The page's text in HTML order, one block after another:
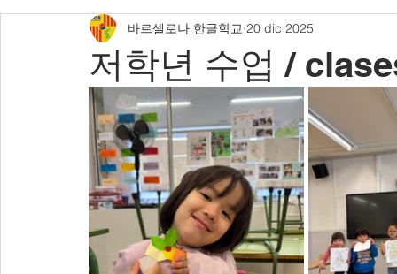
저학년 수업 /
바르셀로나 한글학교 20 dic 2025